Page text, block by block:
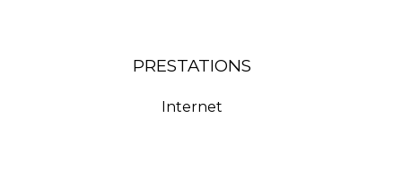
PRESTATIONS
Internet